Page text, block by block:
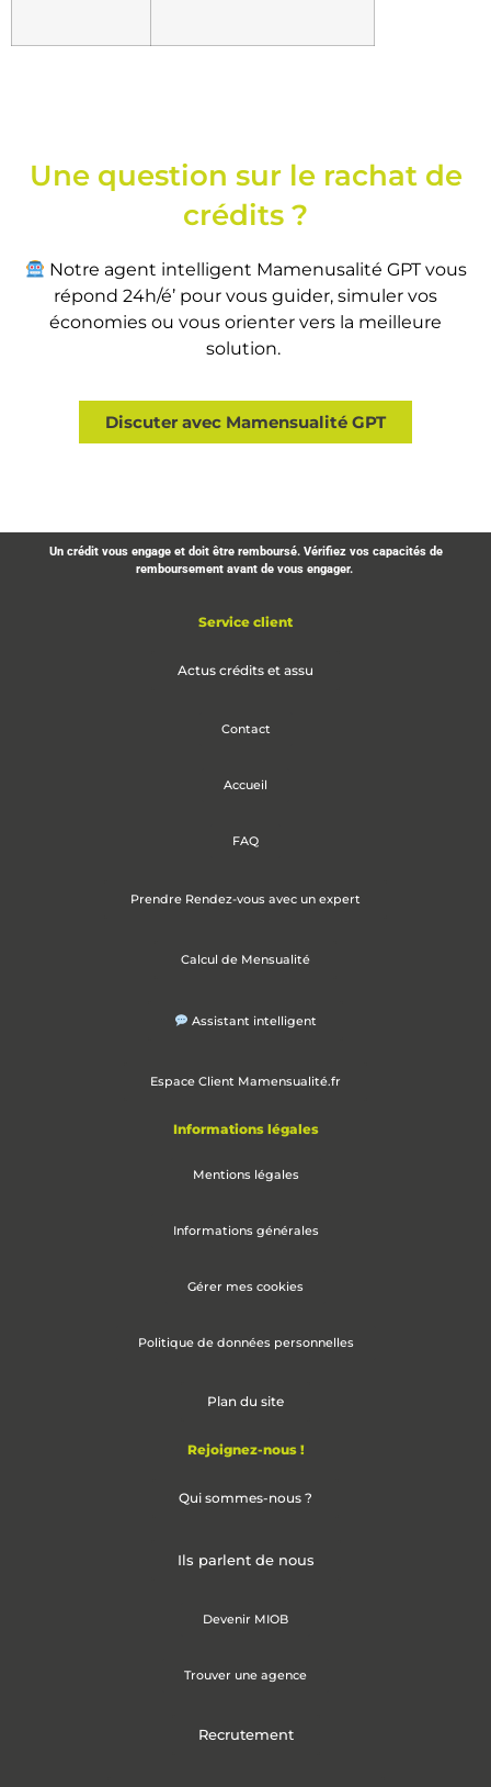
Une question sur le rachat de
crédits ?
Notre agent intelligent Mamenusalité GPT vous
répond 24h/é’ pour vous guider, simuler vos
économies ou vous orienter vers la meilleure
solution.
Discuter avec Mamensualité GPT
Un crédit vous engage et doit être remboursé. Vérifiez vos capacités de
remboursement avant de vous engager.
Service client
Actus crédits et assu
Contact
Accueil
FAQ
Prendre Rendez-vous avec un expert
Calcul de Mensualité
Assistant intelligent
Espace Client Mamensualité.fr
Informations légales
Mentions légales
Informations générales
Gérer mes cookies
Politique de données personnelles
Plan du site
Rejoignez-nous !
Qui sommes-nous ?
Ils parlent de nous
Devenir MIOB
Trouver une agence
Recrutement